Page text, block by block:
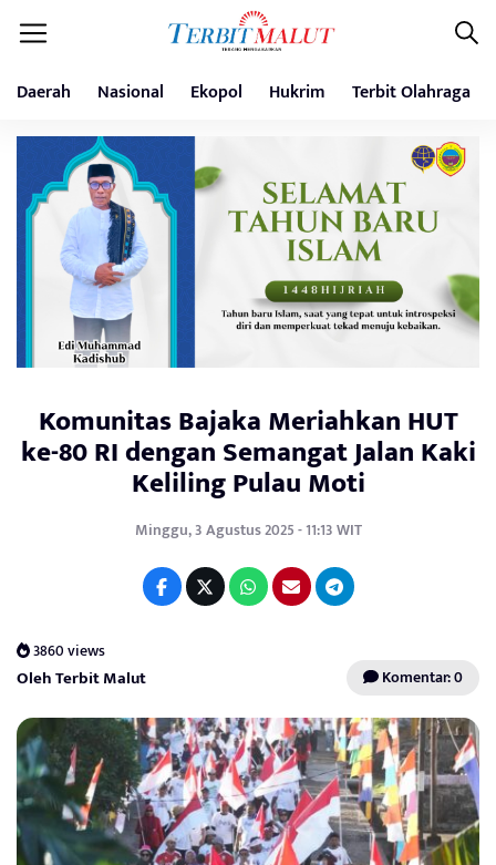
Daerah Nasional Ekopol Hukrim Terbit Olahraga
Komunitas Bajaka Meriahkan HUT
ke-80 RI dengan Semangat Jalan Kaki
Keliling Pulau Moti
Minggu, 3 Agustus 2025 - 11:13 WIT
3860 views
Oleh Terbit Malut Komentar: 0